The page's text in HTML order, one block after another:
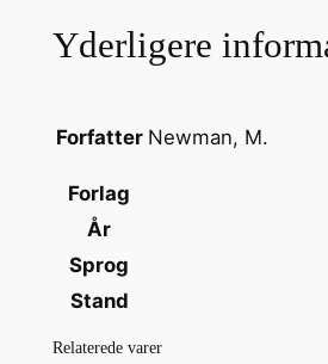
s
t
Yderligere
Forfatter Newman, M.
Forlag
År
Sprog
Stand
Relaterede varer